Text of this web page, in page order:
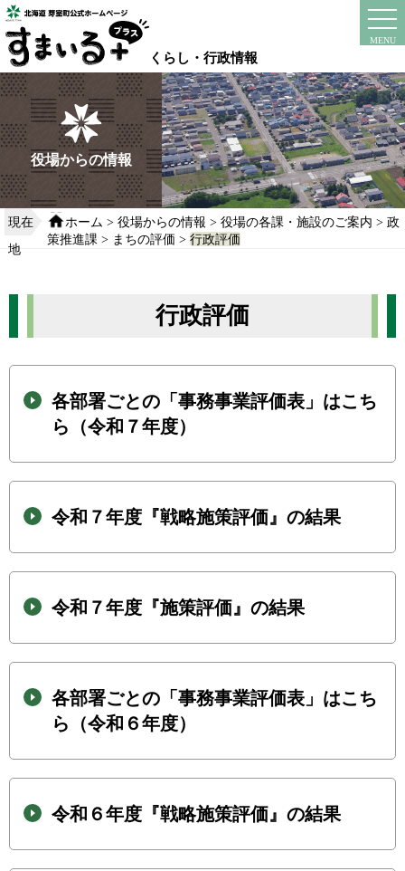
本
文
へ
移
動
る
くらし・行政情報
MENU
instagram
役場からの情報
現在
地
ホーム >役場からの情報 >役場の各課・施設のご案内 >政
策推進課 > まちの評価 >行政評価
行政評価
各部署ごとの「事務事業評価表」はこち
ら（令和７年度）
令和７年度『戦略施策評価』の結果
令和７年度『施策評価』の結果
各部署ごとの「事務事業評価表」はこち
ら（令和６年度）
令和６年度『戦略施策評価』の結果